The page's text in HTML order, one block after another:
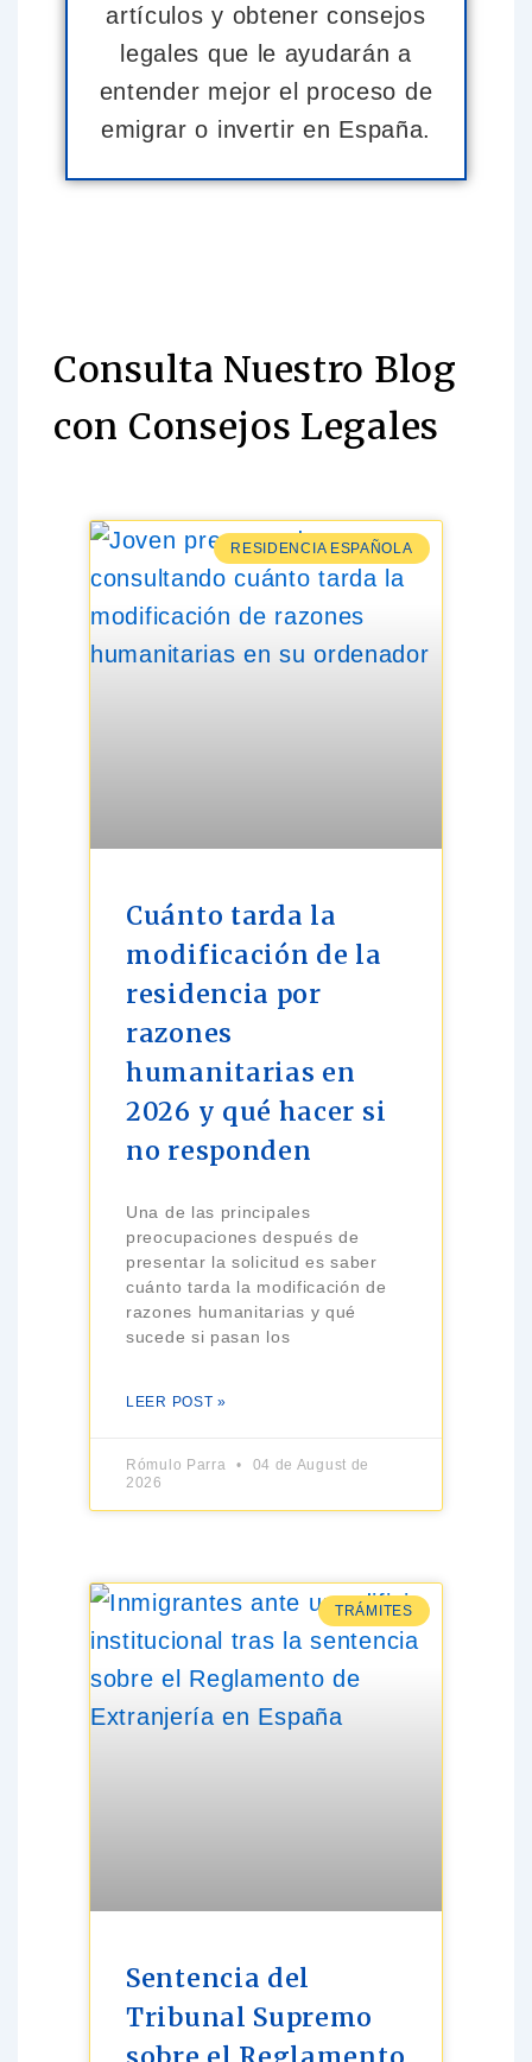
artículos y obtener consejos
legales que le ayudarán a
entender mejor el proceso de
emigrar o invertir en España.
Consulta Nuestro Blog
con Consejos Legales
RESIDENCIA ESPAÑOLA
Cuánto tarda la
modificación de la
residencia por
razones
humanitarias en
2026 y qué hacer si
no responden
Una de las principales
preocupaciones después de
presentar la solicitud es saber
cuánto tarda la modificación de
razones humanitarias y qué
sucede si pasan los
LEER POST »
Rómulo Parra
04 de August de
2026
TRÁMITES
Sentencia del
Tribunal Supremo